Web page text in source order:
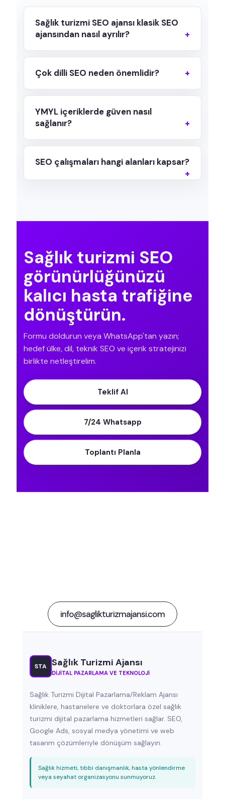
Sağlık turizmi SEO ajansı klasik SEO
ajansından nasıl ayrılır?
Çok dilli SEO neden önemlidir?
YMYL içeriklerde güven nasıl
sağlanır?
SEO çalışmaları hangi alanları kapsar?
Sağlık turizmi SEO
görünürlüğünüzü
kalıcı hasta trafiğine
dönüştürün.
Formu doldurun veya WhatsApp'tan yazın;
hedef ülke, dil, teknik SEO ve içerik stratejinizi
birlikte netleştirelim.
Teklif Al
7/24 Whatsapp
Toplantı Planla
info@saglikturizmajansi.com
STA Sağlık Turizmi Ajansı
DIJITAL PAZARLAMA VE TEKNOLOJI
Sağlık Turizmi Dijital Pazarlama/Reklam Ajansı
kliniklere, hastanelere ve doktorlara özel sağlık
turizmi dijital pazarlama hizmetleri sağlar. SEO,
Google Ads, sosyal medya yönetimi ve web
tasarım çözümleriyle dönüşüm sağlayın.
Sağlık hizmeti, tıbbi danışmanlık, hasta yönlendirme
veya seyahat organizasyonu sunmuyoruz.